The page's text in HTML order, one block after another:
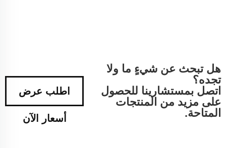
هل تبحث عن شيءٍ ما ولا
تجده؟
اتصل بمستشارينا للحصول
على مزيد من المنتجات
المتاحة.
اطلب عرض
أسعار الآن